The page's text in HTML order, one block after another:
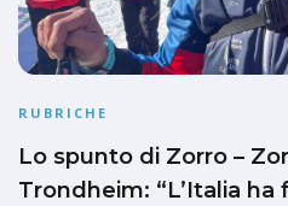
RUBRICHE
Lo spunto di Zorro –
Trondheim: “L’Italia